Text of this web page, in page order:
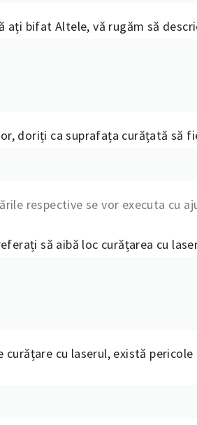
ați bifat Altele, vă rugăm să
doriți ca suprafața curățată
respective se vor executa cu
să aibă loc curățarea cu
curățare cu laserul, există